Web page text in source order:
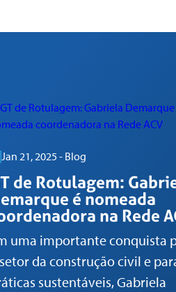
Jan 21, 2025 - Blog
de Rotulagem:
é nomeada
na Rede
uma importante conquista
da construção civil e
sustentáveis, Gabriela